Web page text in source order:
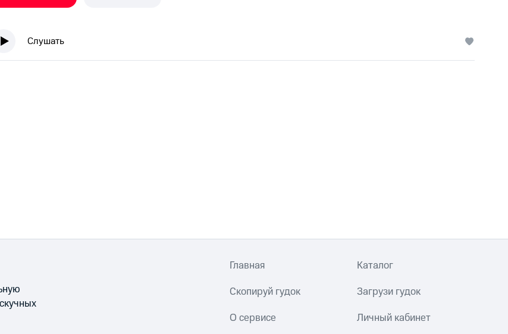
Слушать
Главная Каталог
Скопируй гудок Загрузи гудок
О сервисе Личный кабинет